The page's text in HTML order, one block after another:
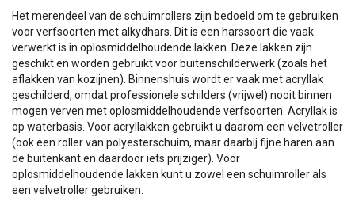
Het merendeel van de schuimrollers zijn bedoeld om te gebruiken
voor verfsoorten met alkydhars. Dit is een harssoort die vaak
verwerkt is in oplosmiddelhoudende lakken. Deze lakken zijn
geschikt en worden gebruikt voor buitenschilderwerk (zoals het
aflakken van kozijnen). Binnenshuis wordt er vaak met acryllak
geschilderd, omdat professionele schilders (vrijwel) nooit binnen
mogen verven met oplosmiddelhoudende verfsoorten. Acryllak is
op waterbasis. Voor acryllakken gebruikt u daarom een velvetroller
(ook een roller van polyesterschuim, maar daarbij fijne haren aan
de buitenkant en daardoor iets prijziger). Voor
oplosmiddelhoudende lakken kunt u zowel een schuimroller als
een velvetroller gebruiken.